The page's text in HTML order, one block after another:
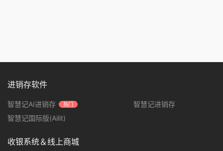
进销存软件
智慧记AI进销存 热门
智慧记进销存
智慧记国际版(Ailit)
收银系统＆线上商城